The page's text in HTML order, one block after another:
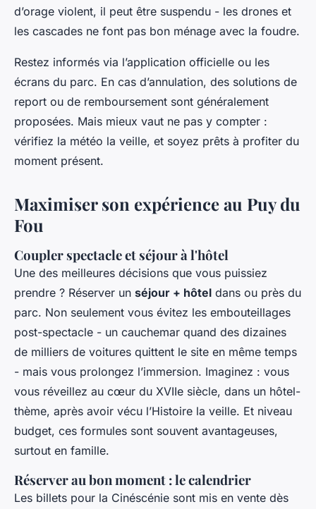
d’orage violent, il peut être suspendu - les drones et
les cascades ne font pas bon ménage avec la foudre.
Restez informés via l’application officielle ou les
écrans du parc. En cas d’annulation, des solutions de
report ou de remboursement sont généralement
proposées. Mais mieux vaut ne pas y compter :
vérifiez la météo la veille, et soyez prêts à profiter du
moment présent.
Maximiser son expérience au Puy du
Fou
Coupler spectacle et séjour à l'hôtel
Une des meilleures décisions que vous puissiez
prendre ? Réserver un séjour + hôtel dans ou près du
parc. Non seulement vous évitez les embouteillages
post-spectacle - un cauchemar quand des dizaines
de milliers de voitures quittent le site en même temps
- mais vous prolongez l’immersion. Imaginez : vous
vous réveillez au cœur du XVIIe siècle, dans un hôtel-
thème, après avoir vécu l’Histoire la veille. Et niveau
budget, ces formules sont souvent avantageuses,
surtout en famille.
Réserver au bon moment : le calendrier
Les billets pour la Cinéscénie sont mis en vente dès